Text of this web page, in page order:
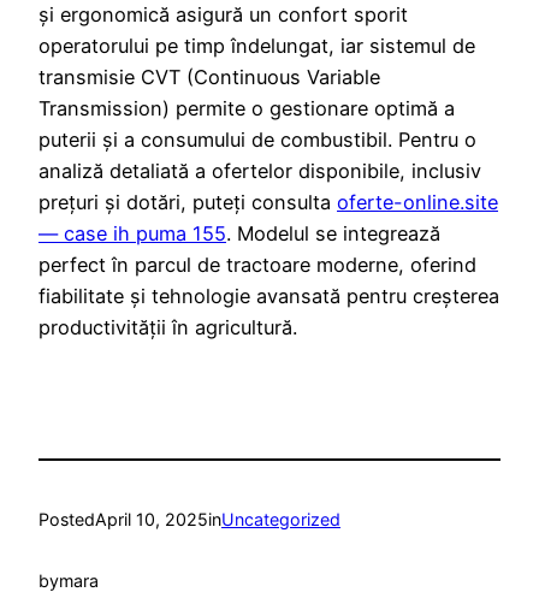
și ergonomică asigură un confort sporit
operatorului pe timp îndelungat, iar sistemul de
transmisie CVT (Continuous Variable
Transmission) permite o gestionare optimă a
puterii și a consumului de combustibil. Pentru o
analiză detaliată a ofertelor disponibile, inclusiv
prețuri și dotări, puteți consulta oferte-online.site
— case ih puma 155. Modelul se integrează
perfect în parcul de tractoare moderne, oferind
fiabilitate și tehnologie avansată pentru creșterea
productivității în agricultură.
PostedApril 10, 2025inUncategorized
bymara